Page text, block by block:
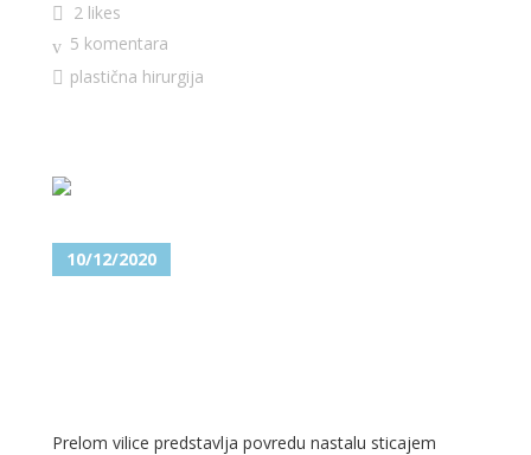
2 likes
5 komentara
plastična hirurgija
10/12/2020
Prelom vilice predstavlja povredu nastalu sticajem